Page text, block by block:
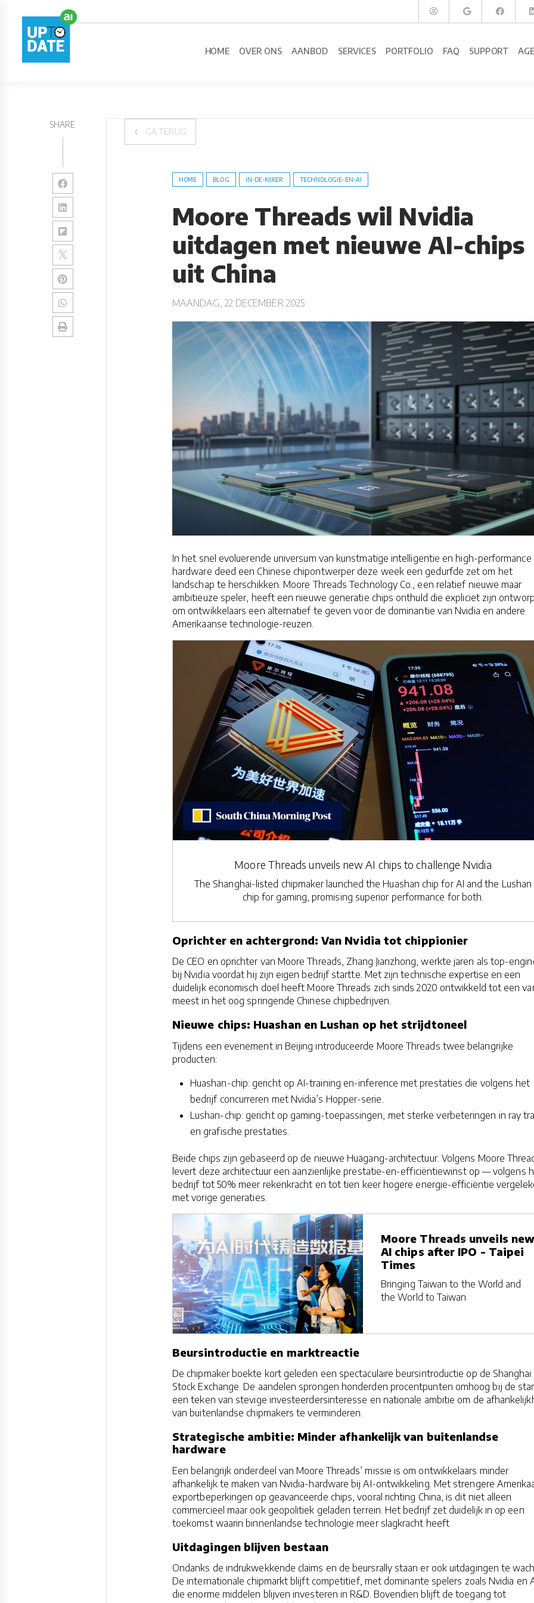
HOME OVER ONS AANBOD SERVICES PORTFOLIO FAQ SUPPORT
SHARE
GA TERUG
HOME BLOG IN-DE-KIJKER TECHNOLOGIE-EN-AI
Moore Threads wil Nvidia
uitdagen met nieuwe AI-chips
uit China
MAANDAG, 22 DECEMBER 2025
In het snel evoluerende universum van kunstmatige intelligentie en high-performance
hardware deed een Chinese chipontwerper deze week een gedurfde zet om het
landschap te herschikken. Moore Threads Technology Co., een relatief nieuwe maar
ambitieuze speler, heeft een nieuwe generatie chips onthuld die expliciet zijn
om ontwikkelaars een alternatief te geven voor de dominantie van Nvidia en andere
Amerikaanse technologie-reuzen.
Moore Threads unveils new AI chips to challenge Nvidia
The Shanghai-listed chipmaker launched the Huashan chip for AI and the Lushan
chip for gaming, promising superior performance for both.
Oprichter en achtergrond: Van Nvidia tot chippionier
De CEO en oprichter van Moore Threads, Zhang Jianzhong, werkte jaren als top-
bij Nvidia voordat hij zijn eigen bedrijf startte. Met zijn technische expertise en een
duidelijk economisch doel heeft Moore Threads zich sinds 2020 ontwikkeld tot een
meest in het oog springende Chinese chipbedrijven.
Nieuwe chips: Huashan en Lushan op het strijdtoneel
Tijdens een evenement in Beijing introduceerde Moore Threads twee belangrijke
producten:
Huashan-chip: gericht op AI-training en-inference met prestaties die volgens het
bedrijf concurreren met Nvidia’s Hopper-serie.
Lushan-chip: gericht op gaming-toepassingen, met sterke verbeteringen in ray
en grafische prestaties.
Beide chips zijn gebaseerd op de nieuwe Huagang-architectuur. Volgens Moore
levert deze architectuur een aanzienlijke prestatie-en-efficiëntiewinst op — volgens
bedrijf tot 50% meer rekenkracht en tot tien keer hogere energie-efficiëntie
met vorige generaties.
Moore Threads unveils new
AI chips after IPO - Taipei
Times
Bringing Taiwan to the World and
the World to Taiwan
Beursintroductie en marktreactie
De chipmaker boekte kort geleden een spectaculaire beursintroductie op de Shanghai
Stock Exchange. De aandelen sprongen honderden procentpunten omhoog bij de
een teken van stevige investeerdersinteresse en nationale ambitie om de
van buitenlandse chipmakers te verminderen.
Strategische ambitie: Minder afhankelijk van buitenlandse
hardware
Een belangrijk onderdeel van Moore Threads’ missie is om ontwikkelaars minder
afhankelijk te maken van Nvidia-hardware bij AI-ontwikkeling. Met strengere
exportbeperkingen op geavanceerde chips, vooral richting China, is dit niet alleen
commercieel maar ook geopolitiek geladen terrein. Het bedrijf zet duidelijk in op een
toekomst waarin binnenlandse technologie meer slagkracht heeft.
Uitdagingen blijven bestaan
Ondanks de indrukwekkende claims en de beursrally staan er ook uitdagingen te
De internationale chipmarkt blijft competitief, met dominante spelers zoals Nvidia en
die enorme middelen blijven investeren in R&D. Bovendien blijft de toegang tot